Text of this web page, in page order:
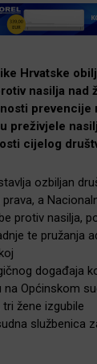
Hrvatske
nasilja nad
prevencije
preživjele
cijelog
ozbiljan
a
protiv nasilja,
te pružanja
događaja
na Općinskom
žene izgubile
službenica